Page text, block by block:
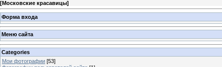
[Московские красавицы]
Форма входа
Меню сайта
Categories
Мои фотографии [53]